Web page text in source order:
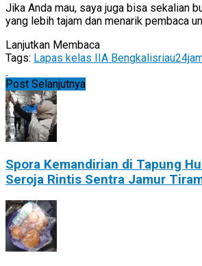
Jika Anda mau, saya juga bisa sekalian
yang lebih tajam dan menarik pembaca
Lanjutkan Membaca
Tags: Lapas kelas IIA Bengkalis
Post Selanjutnya
Spora Kemandirian di Tapung
Seroja Rintis Sentra Jamur